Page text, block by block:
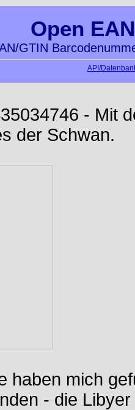
Open
GTIN
API/
- Mit
der Schwan.
haben mich
- die